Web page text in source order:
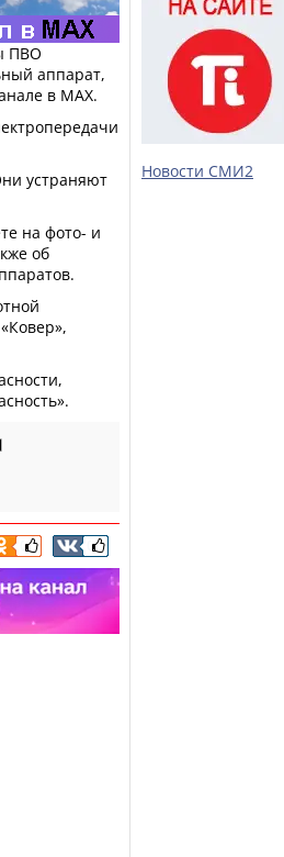
ПВО
аппарат,
в МАХ.
устраняют
на фото- и
об
Новости СМИ2